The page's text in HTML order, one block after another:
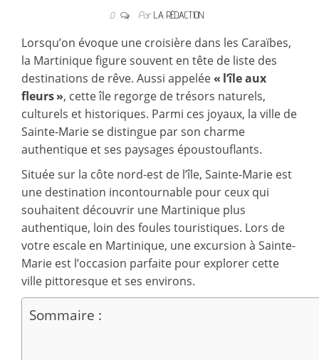
0 ParLA RÉDACTION
Lorsqu’on évoque une croisière dans les Caraïbes,
la Martinique figure souvent en tête de liste des
destinations de rêve. Aussi appelée« l’île aux
fleurs », cette île regorge de trésors naturels,
culturels et historiques. Parmi ces joyaux, la ville de
Sainte-Marie se distingue par son charme
authentique et ses paysages époustouflants.
Située sur la côte nord-est de l’île, Sainte-Marie est
une destination incontournable pour ceux qui
souhaitent découvrir une Martinique plus
authentique, loin des foules touristiques. Lors de
votre escale en Martinique, une excursion à Sainte-
Marie est l’occasion parfaite pour explorer cette
ville pittoresque et ses environs.
Sommaire :